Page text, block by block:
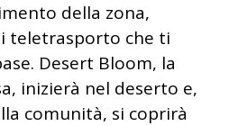
della zona,
teletrasporto che ti
Desert Bloom, la
inizierà nel deserto e,
comunità, si coprirà